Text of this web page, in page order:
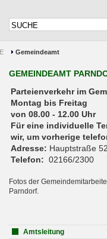
Gemeindeamt
GEMEINDEAMT
Parteienverkehr
Montag bis Freitag
von 08.00 - 12.00 Uhr
Für eine individuelle
wir, um vorherige
Adresse: Hauptstraße
Telefon: 02166/2300
Fotos der
Parndorf.
Amtsleitung